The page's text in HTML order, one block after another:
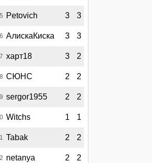
Petovich 3 3
АлискаКиска 3 3
харт18 3 2
СЮНС 2 2
sergor1955 2 2
Witchs 1 1
Tabak 2 2
netanya 2 2